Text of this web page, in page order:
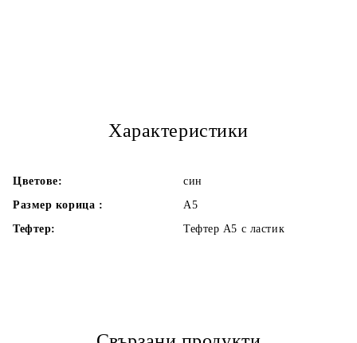
Характеристики
Цветове:
син
Размер корица :
А5
Тефтер:
Тефтер А5 с ластик